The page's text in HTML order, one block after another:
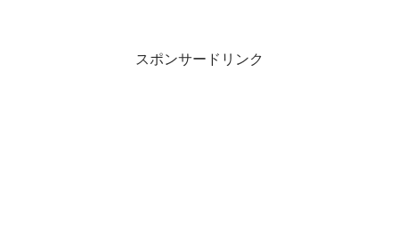
スポンサードリンク